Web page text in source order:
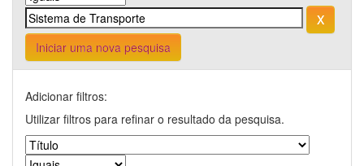
Iniciar uma nova pesquisa
Adicionar filtros:
Utilizar filtros para refinar o resultado da pesquisa.